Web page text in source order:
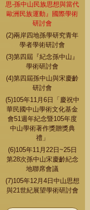
思-孫中山民族思想與當代
歐洲民族運動』國際學術
研討會
(2)兩岸四地孫學研究青年
學者學術研討會
(3)第四屆『紀念孫中山』
學術研討會
(4)第四屆孫中山與宋慶齡
研討會
(5)105年11月6日「慶祝中
華民國中山學術文化基金
會51週年紀念暨105年度
中山學術著作獎贈獎典
禮」
(6)105年11月22日~25日
第28次孫中山宋慶齡紀念
地聯席會議
(7)105年12月4日中山思想
與21世紀展望學術研討會